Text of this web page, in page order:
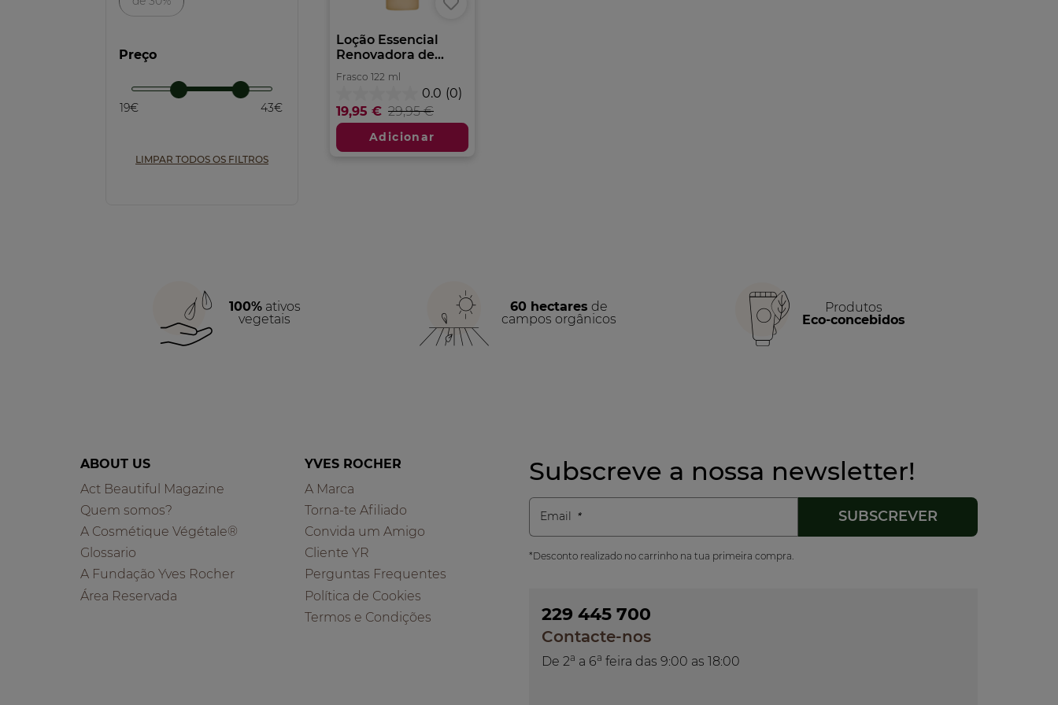
Preço
19€ 43€
LIMPAR TODOS OS FILTROS
Loção Essencial
Renovadora de...
Frasco 122 ml
0.0 (0)
em
5
estrelas.
19,95 € 29,95 €
Adicionar
100%ativos
vegetais
60 hectares de
campos orgânicos
Produtos
Eco-concebidos
ABOUT US
Act Beautiful Magazine
Quem somos?
A Cosmétique Végétale®
Glossario
A Fundação Yves Rocher
Área Reservada
YVES ROCHER
A Marca
Torna-te Afiliado
Convida um Amigo
Cliente YR
Perguntas Frequentes
Política de Cookies
Termos e Condições
Subscreve a nossa newsletter!
Email
*Desconto realizado no carrinho na tua primeira compra.
229 445 700
Contacte-nos
De 2a a 6a feira das 9:00 as 18:00